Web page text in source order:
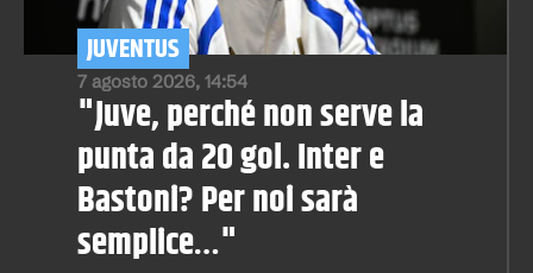
7 agosto 2026, 14:54
JUVENTUS
"Juve, perché non serve la
punta da 20 gol. Inter e
Bastoni? Per noi sarà
semplice…"